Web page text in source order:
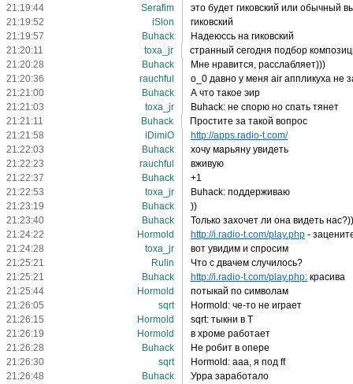
21:19:44
Serafim
это будет гиковский или обычный
21:19:52
iSlon
гиковский
21:19:57
Buhack
Надеюссь на гиковский
21:20:11
toxa_jr
странный сегодня подбор
21:20:28
Buhack
Мне нравится, расслабляет)))
21:20:36
rauchful
о_0 давно у меня air аппликуха не
21:21:00
Buhack
А что такое эир
21:21:03
toxa_jr
Buhack: не спорю но спать тянет
21:21:11
Buhack
Простите за такой вопрос
21:21:58
iDimiO
http://apps.radio-t.com/
21:22:03
Buhack
хочу марьяну увидеть
21:22:23
rauchful
вживую
21:22:37
Buhack
+1
21:22:53
toxa_jr
Buhack: поддерживаю
21:23:19
Buhack
))
21:23:40
Buhack
Только захочет ли она видеть нас?))
21:24:22
Hormold http://i.radio-t.com/play.php -
21:24:28
toxa_jr
вот увидим и спросим
21:25:21
Rulin
Что с двачем случилось?
21:25:21
Buhack http://i.radio-t.com/play.php: красива
21:25:44
Hormold
потыкай по символам
21:26:05
sqrt
Hormold: че-то не играет
21:26:15
Hormold
sqrt: тыкни в Т
21:26:19
Hormold
в хроме работает
21:26:28
Buhack
Не робит в опере
21:26:30
sqrt
Hormold: ааа, я под ff
21:26:48
Buhack
Урра заработало